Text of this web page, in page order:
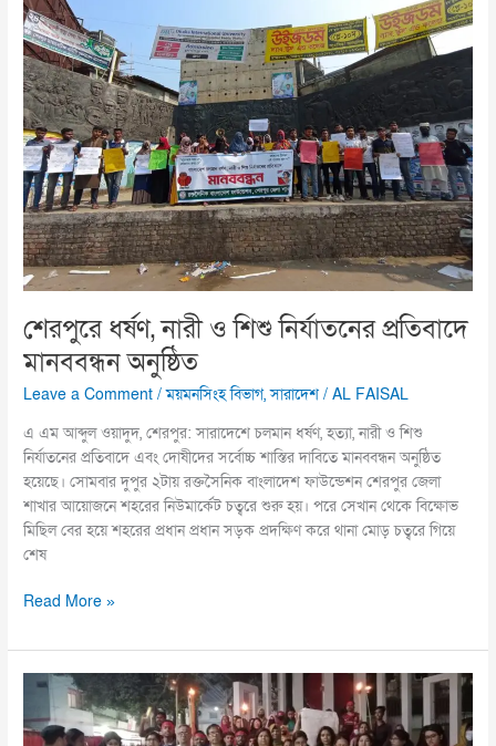
শেরপুরে ধর্ষণ, নারী ও শিশু নির্যাতনের প্রতিবাদে
মানববন্ধন অনুষ্ঠিত
Leave a Comment /ময়মনসিংহ বিভাগ,সারাদেশ /AL FAISAL
এ এম আব্দুল ওয়াদুদ, শেরপুর: সারাদেশে চলমান ধর্ষণ, হত্যা, নারী ও শিশু
নির্যাতনের প্রতিবাদে এবং দোষীদের সর্বোচ্চ শাস্তির দাবিতে মানববন্ধন অনুষ্ঠিত
হয়েছে। সোমবার দুপুর ২টায় রক্তসৈনিক বাংলাদেশ ফাউন্ডেশন শেরপুর জেলা
শাখার আয়োজনে শহরের নিউমার্কেট চত্বরে শুরু হয়। পরে সেখান থেকে বিক্ষোভ
মিছিল বের হয়ে শহরের প্রধান প্রধান সড়ক প্রদক্ষিণ করে থানা মোড় চত্বরে গিয়ে
শেষ
নারী
ও
শিশু
নির্যাতনের
প্রতিবাদে
মানববন্ধন
অনুষ্ঠিত
Read More »
নারীর
সহিংসতা